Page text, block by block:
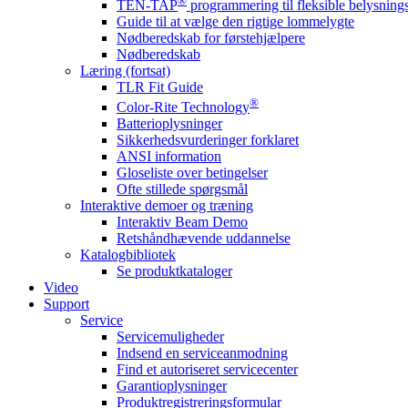
TEN-TAP
programmering til fleksible
Guide til at vælge den rigtige lommelygte
Nødberedskab for førstehjælpere
Nødberedskab
Læring (fortsat)
TLR Fit Guide
Color-Rite Technology®
Batterioplysninger
Sikkerhedsvurderinger forklaret
ANSI information
Gloseliste over betingelser
Ofte stillede spørgsmål
Interaktive demoer og træning
Interaktiv Beam Demo
Retshåndhævende uddannelse
Katalogbibliotek
Se produktkataloger
Video
Support
Service
Servicemuligheder
Indsend en serviceanmodning
Find et autoriseret servicecenter
Garantioplysninger
Produktregistreringsformular